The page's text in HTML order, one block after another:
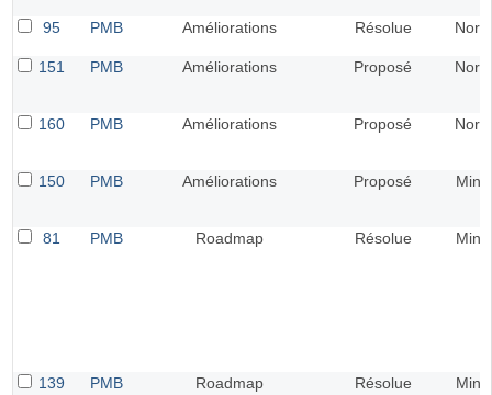
95 PMB Améliorations Résolue
151 PMB Améliorations Proposé
160 PMB Améliorations Proposé
150 PMB Améliorations Proposé
81 PMB Roadmap Résolue
139 PMB Roadmap Résolue